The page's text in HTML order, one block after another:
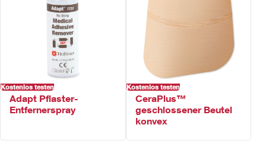
Kostenlos testen
Adapt Pflaster-
Entfernerspray
Kostenlos testen
CeraPlus™
geschlossener Beutel
konvex